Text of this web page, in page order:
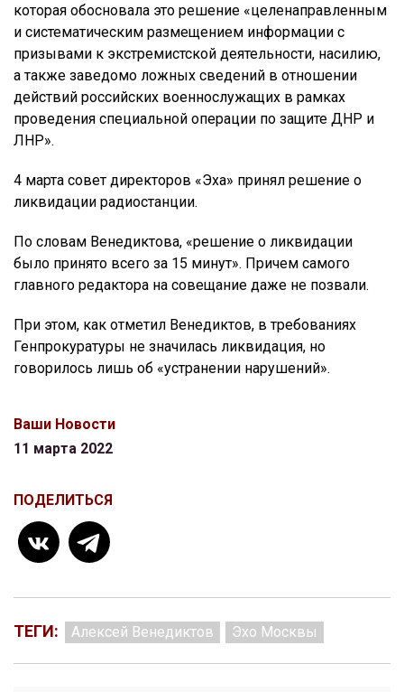
которая обосновала это решение «целенаправленным
и систематическим размещением информации с
призывами к экстремистской деятельности, насилию,
а также заведомо ложных сведений в отношении
действий российских военнослужащих в рамках
проведения специальной операции по защите ДНР и
ЛНР».
4 марта совет директоров «Эха» принял решение о
ликвидации радиостанции.
По словам Венедиктова, «решение о ликвидации
было принято всего за 15 минут». Причем самого
главного редактора на совещание даже не позвали.
При этом, как отметил Венедиктов, в требованиях
Генпрокуратуры не значилась ликвидация, но
говорилось лишь об «устранении нарушений».
Ваши Новости
11 марта 2022
ПОДЕЛИТЬСЯ
ТЕГИ: Алексей Венедиктов Эхо Москвы